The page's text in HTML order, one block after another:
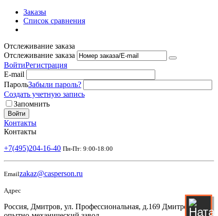
Заказы
Список сравнения
Отслеживание заказа
Отслеживание заказа
ВойтиРегистрация
E-mail
ПарольЗабыли пароль?
Создать учетную запись
Запомнить
Войти
Контакты
Контакты
+7(495)204-16-40 Пн-Пт: 9:00-18:00
Emailzakaz@casperson.ru
Адрес
Россия, Дмитров, ул. Профессиональная, д.169 Дмитровский